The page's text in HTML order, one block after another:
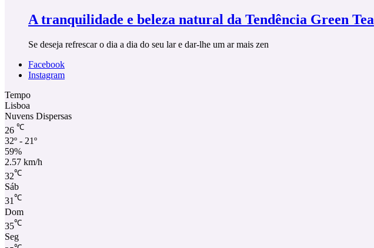
A tranquilidade e beleza natural da Tendência Green Tea
Se deseja refrescar o dia a dia do seu lar e dar-lhe um ar mais zen
Facebook
Instagram
Tempo
Lisboa
Nuvens Dispersas
26 ℃
32º - 21º
59%
2.57 km/h
32℃
Sáb
31℃
Dom
35℃
Seg